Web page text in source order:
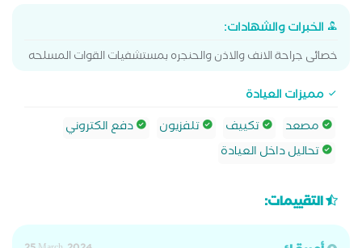
الخبرات والشهادات:
خصائى جراحة الانف والاذن والحنجره بمستشفيات القوات المسلحه
مميزات العيادة
مصعد
تكييف تلفزيون
دفع الكتروني
تحاليل داخل العيادة
التقييمات: